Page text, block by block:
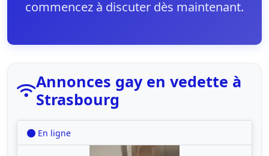
commencez à discuter dès maintenant.
Annonces gay en vedette à
Strasbourg
En ligne